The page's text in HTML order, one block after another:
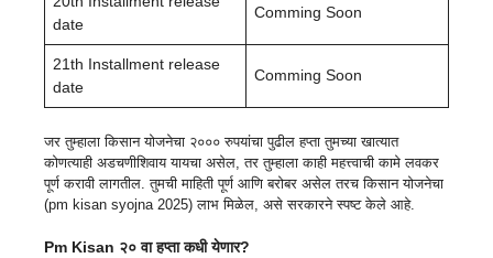
date
Comming Soon
21th Installment release
date
Comming Soon
जर तुम्हाला किसान योजनेचा २००० रुपयांचा पुढील हप्ता तुमच्या खात्यात
कोणत्याही अडचणीशिवाय यायचा असेल, तर तुम्हाला काही महत्त्वाची कामे लवकर
पूर्ण करावी लागतील. तुमची माहिती पूर्ण आणि बरोबर असेल तरच किसान योजनेचा
(pm kisan syojna 2025) लाभ मिळेल, असे सरकारने स्पष्ट केले आहे.
Pm Kisan २० वा हप्ता कधी येणार?